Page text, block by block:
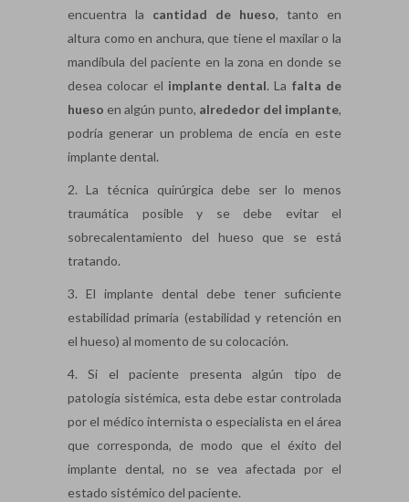
encuentra la cantidad de hueso, tanto en
altura como en anchura, que tiene el maxilar o la
mandíbula del paciente en la zona en donde se
desea colocar el implante dental. La falta de
hueso en algún punto, alrededor del implante,
podría generar un problema de encía en este
implante dental.
2. La técnica quirúrgica debe ser lo menos
traumática posible y se debe evitar el
sobrecalentamiento del hueso que se está
tratando.
3. El implante dental debe tener suficiente
estabilidad primaria (estabilidad y retención en
el hueso) al momento de su colocación.
4. Si el paciente presenta algún tipo de
patología sistémica, esta debe estar controlada
por el médico internista o especialista en el área
que corresponda, de modo que el éxito del
implante dental, no se vea afectada por el
estado sistémico del paciente.